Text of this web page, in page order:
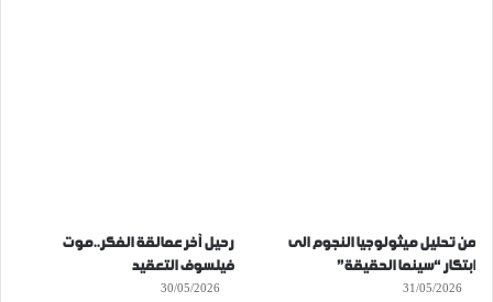
من تحليل ميثولوجيا النجوم الى
ابتكار “سينما الحقيقة”
31/05/2026
رحيل آخر عمالقة الفكر..موت
فيلسوف التعقيد
30/05/2026